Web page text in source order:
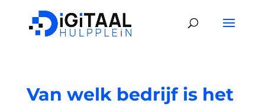
Van welk bedrijf is het